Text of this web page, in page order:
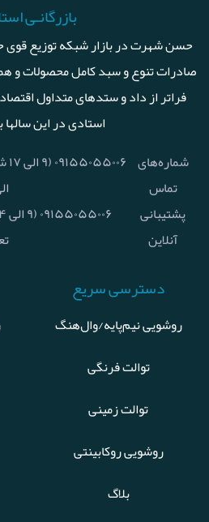
بازرگانـی
حسن شهرت در بازار شبکه توزیع قوی
صادرات تنوع و سبد کامل محصولات و
فراتر از داد و ستدهای متداول
استادی در این
شماره‌های
تماس
پشتیبانی
آنلاین
دسترسی سریع
روشویی نیم‌پایه/وال‌هنگ
توالت فرنگی
توالت زمینی
روشویی روکابینتی
بلاگ